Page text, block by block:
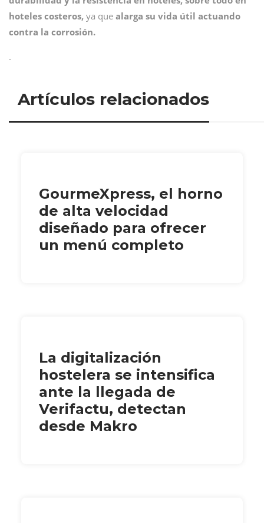
hoteles costeros, ya que alarga su vida útil actuando
contra la corrosión.
.
Artículos relacionados
GourmeXpress, el horno
de alta velocidad
diseñado para ofrecer
un menú completo
La digitalización
hostelera se intensifica
ante la llegada de
Verifactu, detectan
desde Makro